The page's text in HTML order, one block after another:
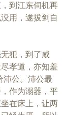
到江东伺机再
用，遂拔剑自
犯，到了咸
孝道，亦知羞
沛公。沛公最
作为溺器，平
在床上，让两